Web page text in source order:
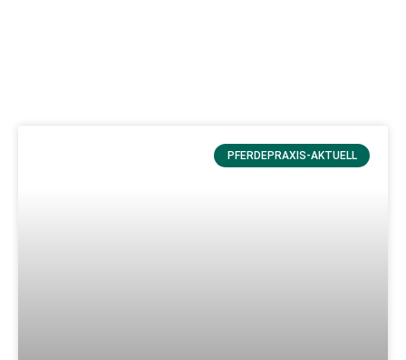
PFERDEPRAXIS-AKTUELL